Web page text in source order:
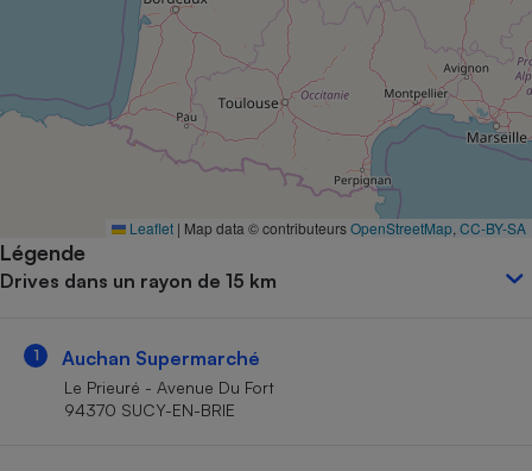
Leaflet | Map data © contributeursOpenStreetMap CC-BY-SA
Légende
Drives dans un rayon de 15 km
1 Auchan Supermarché
Le Prieuré - Avenue Du Fort
94370 SUCY-EN-BRIE
Complément
alimentaire
Assurance emprunteur
Banque
Petit électroménager -
Matelas
Mutuelle